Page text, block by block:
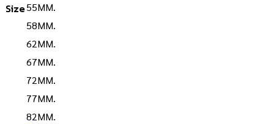
Size55MM.
58MM.
62MM.
67MM.
72MM.
77MM.
82MM.